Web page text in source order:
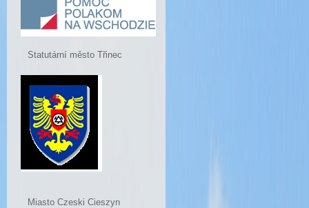
Statutární město Třinec
Miasto Czeski Cieszyn